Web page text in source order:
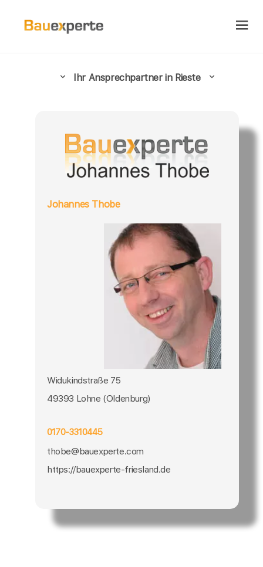
Ihr Ansprechpartner in Rieste
Johannes Thobe
Widukindstraße 75
49393 Lohne (Oldenburg)
0170-3310445
thobe@bauexperte.com
https://bauexperte-friesland.de